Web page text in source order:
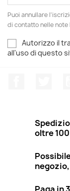
Puoi annullare
di contatto nelle note
Autorizzo il
all'uso di questo
oltre